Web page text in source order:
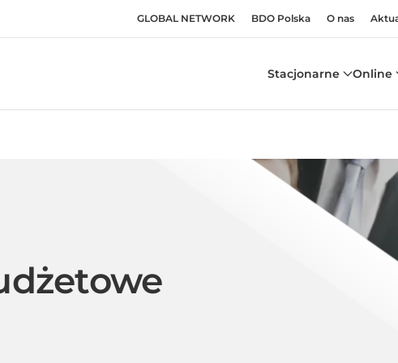
GLOBAL NETWORK BDO Polska O nas
Stacjonarne Online